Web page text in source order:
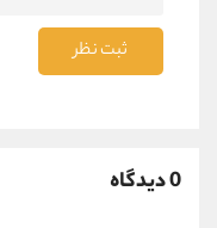
ثبت نظر
0 دیدگاه